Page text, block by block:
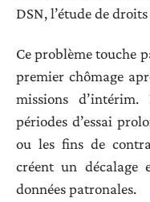
DSN, l’étude de
Ce problème touche
premier chômage
missions
périodes d’essai
ou les fins de
créent un décalage
données patronales.